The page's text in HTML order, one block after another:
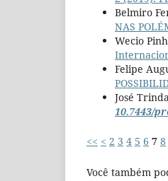
Belmiro
NAS
Wecio
Felipe
José
10.7443/
<< < 2 3 4 5 6 7 8
Você também